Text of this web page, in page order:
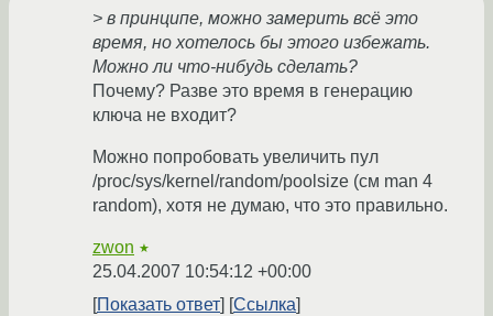
> в принципе, можно замерить всё это
время, но хотелось бы этого избежать.
Можно ли что-нибудь сделать?
Почему? Разве это время в генерацию
ключа не входит?
Можно попробовать увеличить пул
/proc/sys/kernel/random/poolsize (см man 4
random), хотя не думаю, что это правильно.
zwon ★
25.04.2007 10:54:12 +00:00
Показать ответ
Ссылка